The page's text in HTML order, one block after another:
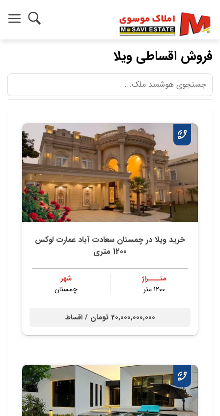
فروش اقساطی ویلا
خرید ویلا در چمستان سعادت آباد عمارت لوکس
1200 متری
متــــراژ
1200 متر
شهر
چمستان
20,000,000,000 تومان / اقساط